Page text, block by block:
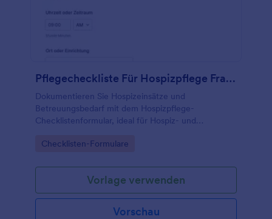
Pflegecheckliste Für Hospizpflege Fragebogen 🕊️
Dokumentieren Sie Hospizeinsätze und
Betreuungsbedarf mit dem Hospizpflege-
Checklistenformular, ideal für Hospiz- und
und Formularantworten zentral verwalten möchten.
Go to Category:
Checklisten-Formulare
Vorlage verwenden
Vorschau